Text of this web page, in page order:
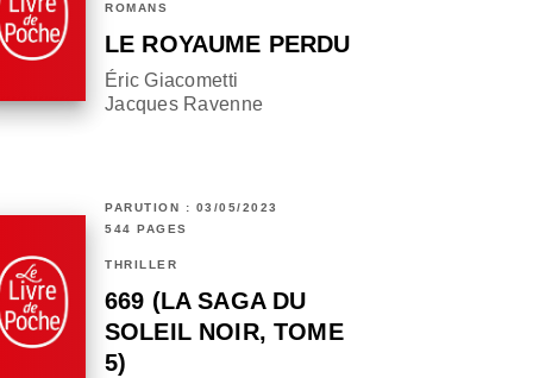
ROMANS
LE ROYAUME PERDU
Éric Giacometti
Jacques Ravenne
PARUTION : 03/05/2023
544 PAGES
THRILLER
669 (LA SAGA DU
SOLEIL NOIR, TOME
5)